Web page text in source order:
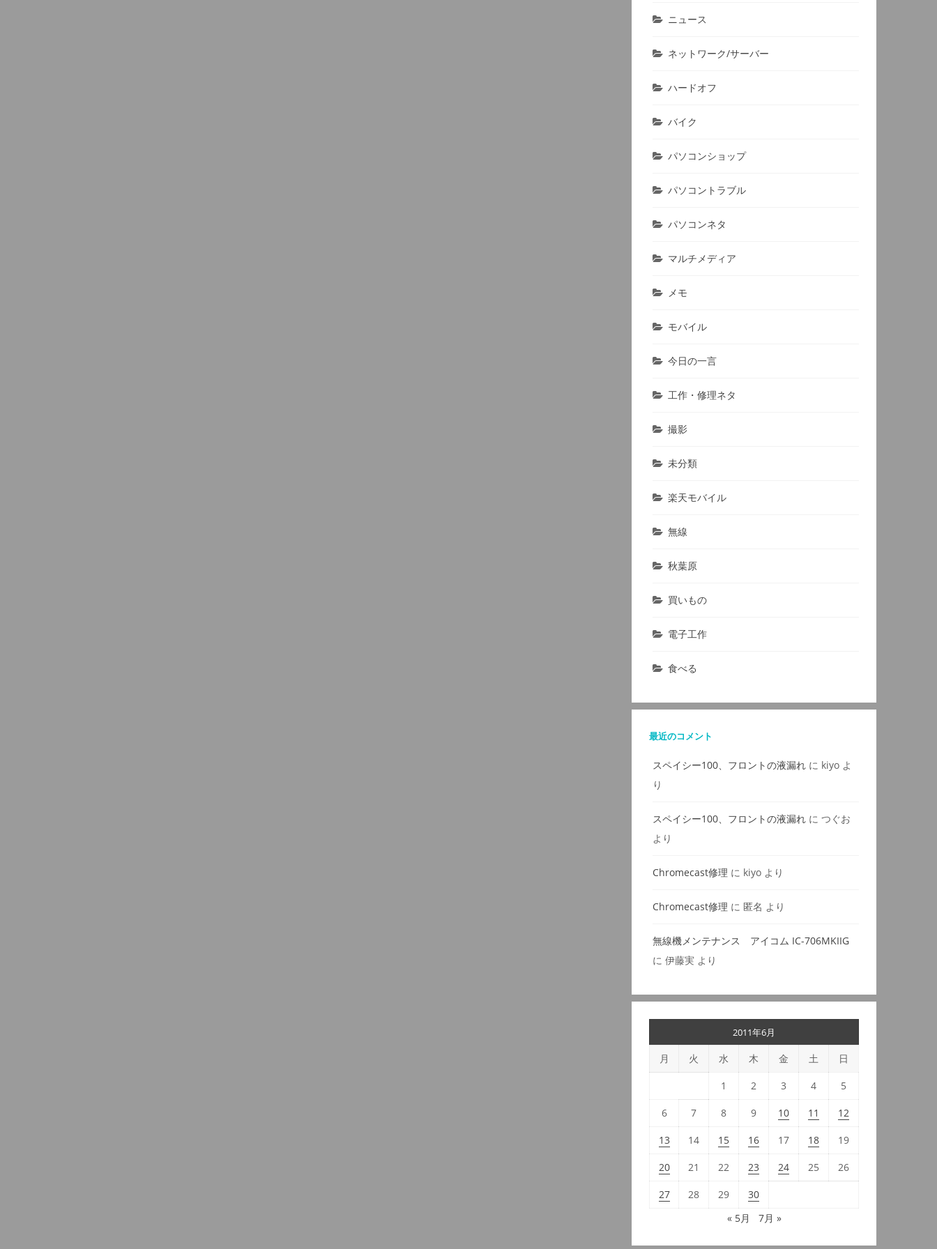
ニュース
ネットワーク/サーバー
ハードオフ
バイク
パソコンショップ
パソコントラブル
パソコンネタ
マルチメディア
メモ
モバイル
今日の一言
工作・修理ネタ
撮影
未分類
楽天モバイル
無線
秋葉原
買いもの
電子工作
食べる
最近のコメント
スペイシー100、フロントの液漏れ に kiyo よ
り
スペイシー100、フロントの液漏れ に つぐお
より
Chromecast修理 に kiyo より
Chromecast修理 に 匿名 より
無線機メンテナンス アイコム IC-706MKIIG
に 伊藤実 より
2011年6月
月 火 水 木 金 土 日
1 2 3 4 5
6 7 8 9 10 11 12
13 14 15 16 17 18 19
20 21 22 23 24 25 26
27 28 29
30
« 5月
7月 »